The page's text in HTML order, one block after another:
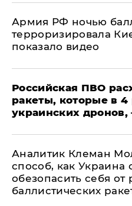
Армия РФ ночью
терроризировала
показало видео
Российская ПВО
ракеты, которые в
украинских дронов,
Аналитик Клеман
способ, как Украина
обезопасить себя от
баллистических